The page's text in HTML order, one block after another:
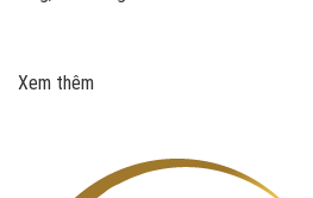
Xem thêm